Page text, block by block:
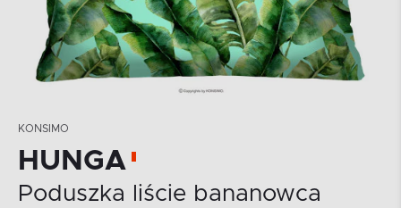
KONSIMO
HUNGA
Poduszka liście bananowca